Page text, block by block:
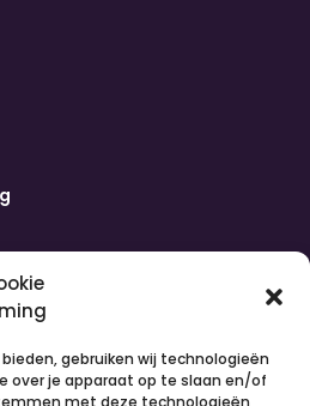
gebruiken wij technologieën
over je apparaat op te slaan en/of
met deze technologieën